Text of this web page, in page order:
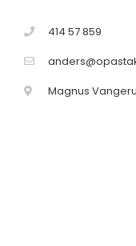
414 57 859
Magnus